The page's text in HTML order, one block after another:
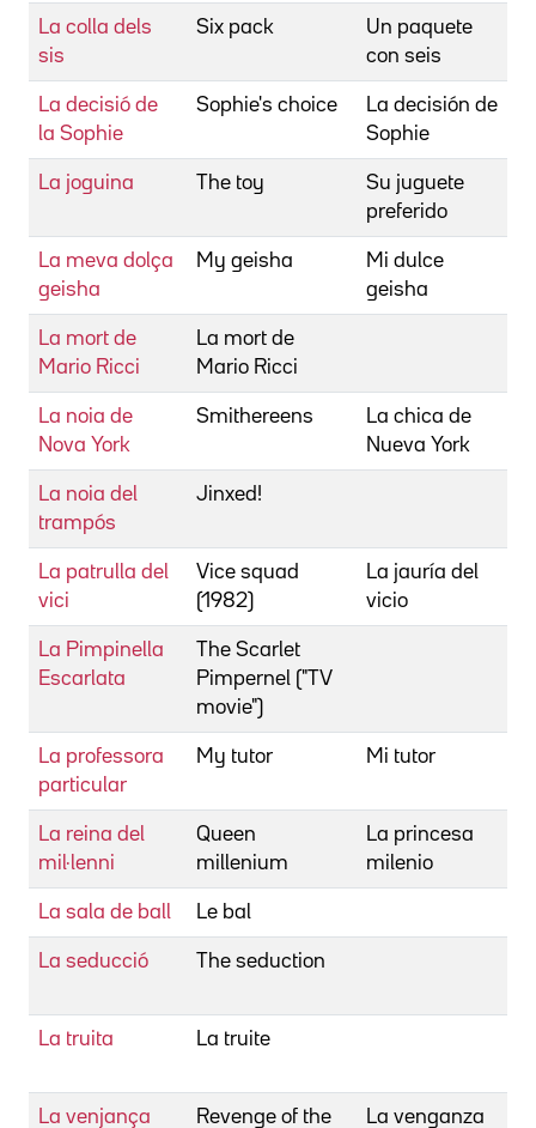
La colla dels
sis
Six pack
Un paquete
con seis
La decisió de
la Sophie
Sophie's choice
La decisión de
Sophie
La joguina The toy
Su juguete
preferido
La meva dolça
geisha
My geisha
Mi dulce
geisha
La mort de
Mario Ricci
La mort de
Mario Ricci
La noia de
Nova York
Smithereens
La chica de
Nueva York
La noia del
trampós
Jinxed!
La patrulla del
vici
Vice squad
(1982)
La jauría del
vicio
La Pimpinella
Escarlata
The Scarlet
Pimpernel ("TV
movie")
La professora
particular
My tutor Mi tutor
La reina del
mil·lenni
Queen
millenium
La princesa
milenio
La sala de ball Le bal
La seducció The seduction
La truita La truite
La venjança
Revenge of the
La venganza